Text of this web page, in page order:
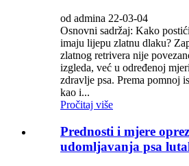
od admina 22-03-04
Osnovni sadržaj: Kako
imaju lijepu zlatnu dlaku?
zlatnog retrivera nije
izgleda, već u određenoj
zdravlje psa. Prema pomnoj
kao i...
Pročitaj više
Prednosti i mjere
udomljavanja psa